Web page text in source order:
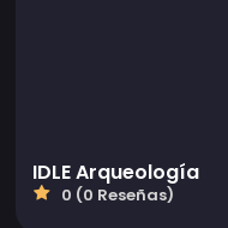
IDLE Arqueología
0 (0 Reseñas)